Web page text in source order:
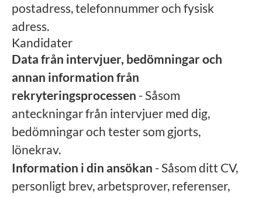
postadress, telefonnummer och fysisk
adress.
Kandidater
Data från intervjuer, bedömningar och
annan information från
rekryteringsprocessen - Såsom
anteckningar från intervjuer med dig,
bedömningar och tester som gjorts,
lönekrav.
Information i din ansökan - Såsom ditt CV,
personligt brev, arbetsprover, referenser,